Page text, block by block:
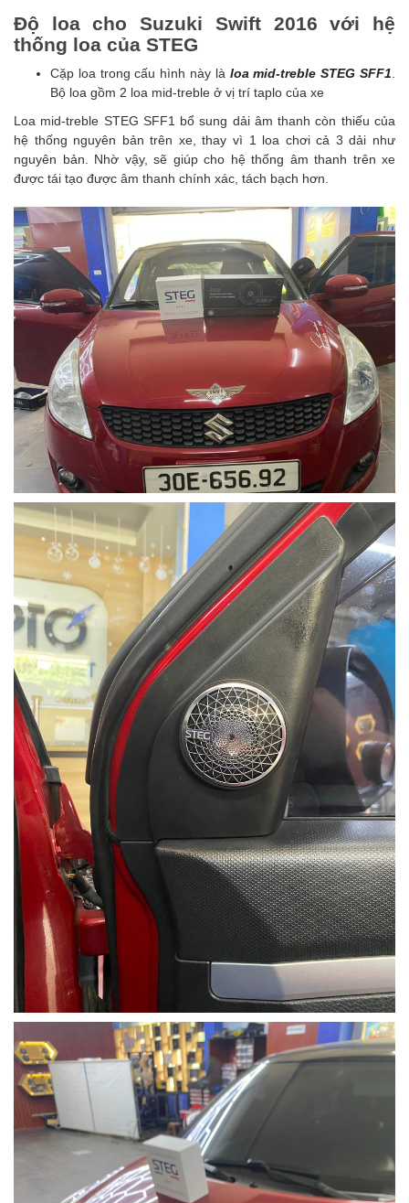
Độ loa cho Suzuki Swift 2016 với hệ
thống loa của STEG
Cặp loa trong cấu hình này là loa mid-treble STEG SFF1
Bộ loa gồm 2 loa mid-treble ở vị trí taplo của xe
Loa mid-treble STEG SFF1 bổ sung dải âm thanh còn thiếu của
hệ thống nguyên bản trên xe, thay vì 1 loa chơi cả 3 dải như
nguyên bản. Nhờ vậy, sẽ giúp cho hệ thống âm thanh trên xe
được tái tạo được âm thanh chính xác, tách bạch hơn.